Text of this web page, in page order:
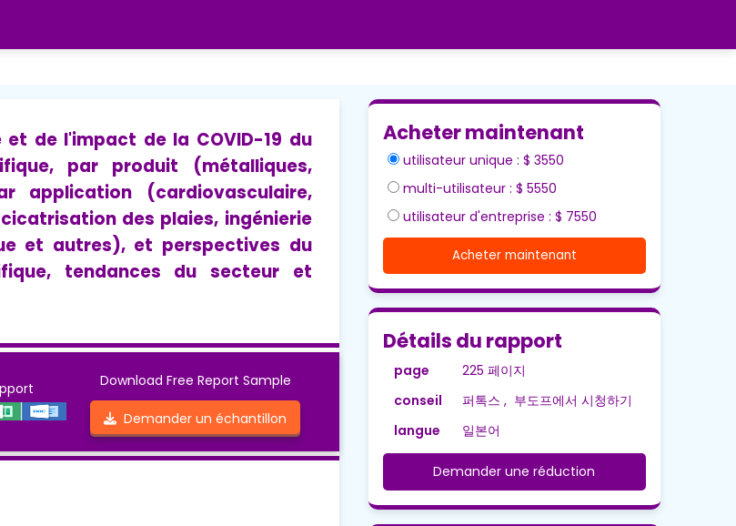
de l'impact de la COVID-19 du
par produit (métalliques,
application (cardiovasculaire,
des plaies, ingénierie
et autres), et perspectives du
tendances du secteur et
Download Free Report Sample
Demander un échantillon
Acheter maintenant
utilisateur unique : $ 3550
multi-utilisateur : $ 5550
utilisateur d'entreprise : $ 7550
Acheter maintenant
Détails du rapport
page
225 페이지
conseil
퍼톡스 , 부도프에서 시청하기
langue
일본어
Demander une réduction